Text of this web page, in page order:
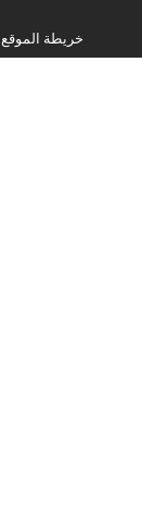
خريطة الموقع